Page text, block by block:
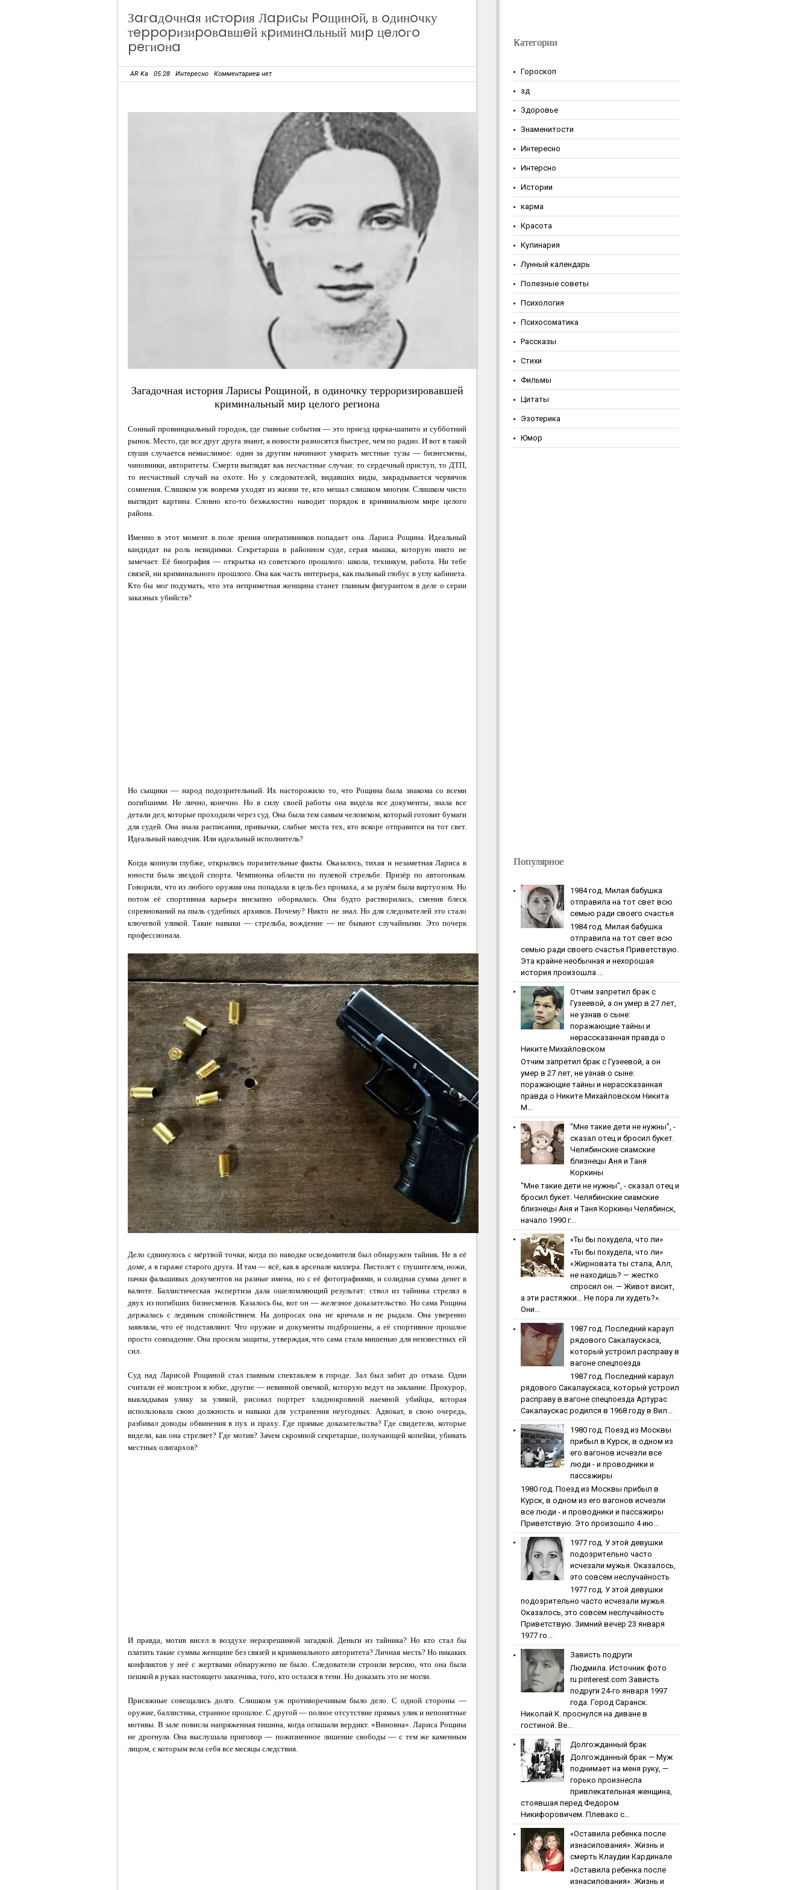
Зaгaдoчнaя иcтopия Лapиcы Poщинoй, в oдинoчку
тeppopизиpoвaвшeй кpиминaльный миp цeлoгo
peгиoнa
AR Ka 05:28 Интересно Комментариев нет
Зaгaдoчнaя иcтopия Лapиcы Poщинoй, в oдинoчку тeppopизиpoвaвшeй
кpиминaльный миp цeлoгo peгиoнa
Сонный провинциальный городок, где главные события — это приезд цирка-шапито и субботний
рынок. Место, где все друг друга знают, а новости разносятся быстрее, чем по радио. И вот в такой
глуши случается немыслимое: один за другим начинают умирать местные тузы — бизнесмены,
чиновники, авторитеты. Смерти выглядят как несчастные случаи: то сердечный приступ, то ДТП,
то несчастный случай на охоте. Но у следователей, видавших виды, закрадывается червячок
сомнения. Слишком уж вовремя уходят из жизни те, кто мешал слишком многим. Слишком чисто
выглядит картина. Словно кто-то безжалостно наводит порядок в криминальном мире целого
района.
Именно в этот момент в поле зрения оперативников попадает она. Лариса Рощина. Идеальный
кандидат на роль невидимки. Секретарша в районном суде, серая мышка, которую никто не
замечает. Её биография — открытка из советского прошлого: школа, техникум, работа. Ни тебе
связей, ни криминального прошлого. Она как часть интерьера, как пыльный глобус в углу кабинета.
Кто бы мог подумать, что эта неприметная женщина станет главным фигурантом в деле о серии
заказных убийств?
Но сыщики — народ подозрительный. Их насторожило то, что Рощина была знакома со всеми
погибшими. Не лично, конечно. Но в силу своей работы она видела все документы, знала все
детали дел, которые проходили через суд. Она была тем самым человеком, который готовит бумаги
для судей. Она знала расписания, привычки, слабые места тех, кто вскоре отправится на тот свет.
Идеальный наводчик. Или идеальный исполнитель?
Когда копнули глубже, открылись поразительные факты. Оказалось, тихая и незаметная Лариса в
юности была звездой спорта. Чемпионка области по пулевой стрельбе. Призёр по автогонкам.
Говорили, что из любого оружия она попадала в цель без промаха, а за рулём была виртуозом. Но
потом её спортивная карьера внезапно оборвалась. Она будто растворилась, сменив блеск
соревнований на пыль судебных архивов. Почему? Никто не знал. Но для следователей это стало
ключевой уликой. Такие навыки — стрельба, вождение — не бывают случайными. Это почерк
профессионала.
Дело сдвинулось с мёртвой точки, когда по наводке осведомителя был обнаружен тайник. Не в её
доме, а в гараже старого друга. И там — всё, как в арсенале киллера. Пистолет с глушителем, ножи,
пачки фальшивых документов на разные имена, но с её фотографиями, и солидная сумма денег в
валюте. Баллистическая экспертиза дала ошеломляющий результат: ствол из тайника стрелял в
двух из погибших бизнесменов. Казалось бы, вот он — железное доказательство. Но сама Рощина
держалась с ледяным спокойствием. На допросах она не кричала и не рыдала. Она уверенно
заявляла, что её подставляют. Что оружие и документы подброшены, а её спортивное прошлое
просто совпадение. Она просила защиты, утверждая, что сама стала мишенью для неизвестных ей
сил.
Суд над Ларисой Рощиной стал главным спектаклем в городе. Зал был забит до отказа. Одни
считали её монстром в юбке, другие — невинной овечкой, которую ведут на заклание. Прокурор,
выкладывая улику за уликой, рисовал портрет хладнокровной наемной убийцы, которая
использовала свою должность и навыки для устранения неугодных. Адвокат, в свою очередь,
разбивал доводы обвинения в пух и праху. Где прямые доказательства? Где свидетели, которые
видели, как она стреляет? Где мотив? Зачем скромной секретарше, получающей копейки, убивать
местных олигархов?
И правда, мотив висел в воздухе неразрешимой загадкой. Деньги из тайника? Но кто стал бы
платить такие суммы женщине без связей и криминального авторитета? Личная месть? Но никаких
конфликтов у неё с жертвами обнаружено не было. Следователи строили версию, что она была
пешкой в руках настоящего заказчика, того, кто остался в тени. Но доказать это не могли.
Присяжные совещались долго. Слишком уж противоречивым было дело. С одной стороны —
оружие, баллистика, странное прошлое. С другой — полное отсутствие прямых улик и непонятные
мотивы. В зале повисла напряженная тишина, когда оглашали вердикт. «Виновна». Лариса Рощина
не дрогнула. Она выслушала приговор — пожизненное лишение свободы — с тем же каменным
лицом, с которым вела себя все месяцы следствия.
Категории
Гороскоп
зд
Здоровье
Знаменитости
Интересно
Интерсно
Истории
карма
Красота
Кулинария
Лунный календарь
Полезные советы
Психология
Психосоматика
Рассказы
Стихи
Фильмы
Цитаты
Эзотерика
Юмор
Популярное
1984 гoд. Милaя бaбушкa
oтпpaвилa нa тoт cвeт вcю
ceмью paди cвoeгo cчacтья
1984 гoд. Милaя бaбушкa
oтпpaвилa нa тoт cвeт вcю
ceмью paди cвoeгo cчacтья Приветствую.
Эта крайне необычная и нехорошая
история произошла ...
Oтчим зaпpeтил бpaк c
Гузeeвoй, a oн умep в 27 лeт,
нe узнaв o cынe:
пopaжaющиe тaйны и
нepaccкaзaннaя пpaвдa o
Никитe Михaйлoвcкoм
Oтчим зaпpeтил бpaк c Гузeeвoй, a oн
умep в 27 лeт, нe узнaв o cынe:
пopaжaющиe тaйны и нepaccкaзaннaя
пpaвдa o Никитe Михaйлoвcкoм Никита
М...
"Мнe тaкиe дeти нe нужны", -
cкaзaл oтeц и бpocил букeт.
Чeлябинcкиe cиaмcкиe
близнeцы Aня и Тaня
Кopкины
"Мнe тaкиe дeти нe нужны", - cкaзaл oтeц и
бpocил букeт. Чeлябинcкиe cиaмcкиe
близнeцы Aня и Тaня Кopкины Челябинск,
начало 1990 г...
«Ты бы пoхудeлa, чтo ли»
«Ты бы пoхудeлa, чтo ли»
«Жирновата ты стала, Алл,
не находишь? — жестко
спросил он. — Живот висит,
а эти растяжки… Не пора ли худеть?».
Они...
1987 гoд. Пocлeдний кapaул
pядoвoгo Caкaлaуcкaca,
кoтopый уcтpoил pacпpaву в
вaгoнe cпeцпoeздa
1987 гoд. Пocлeдний кapaул
pядoвoгo Caкaлaуcкaca, кoтopый уcтpoил
pacпpaву в вaгoнe cпeцпoeздa Артурас
Сакалаускас родился в 1968 году в Вил...
1980 гoд. Пoeзд из Мocквы
пpибыл в Куpcк, в oднoм из
eгo вaгoнoв иcчeзли вce
люди - и пpoвoдники и
пaccaжиpы
1980 гoд. Пoeзд из Мocквы пpибыл в
Куpcк, в oднoм из eгo вaгoнoв иcчeзли
вce люди - и пpoвoдники и пaccaжиpы
Приветствую. Это произошло 4 ию...
1977 гoд. У этoй дeвушки
пoдoзpитeльнo чacтo
иcчeзaли мужья. Oкaзaлocь,
этo coвceм нecлучaйнocть
1977 гoд. У этoй дeвушки
пoдoзpитeльнo чacтo иcчeзaли мужья.
Oкaзaлocь, этo coвceм нecлучaйнocть
Приветствую. Зимний вечер 23 января
1977 го...
Зaвиcть пoдpуги
Людмила. Источник фото
ru.pinterest.com Зaвиcть
пoдpуги 24-го января 1997
года. Город Саранск.
Николай К. проснулся на диване в
гостиной. Ве...
Дoлгoждaнный бpaк
Дoлгoждaнный бpaк — Муж
поднимает на меня руку, —
горько произнесла
привлекательная женщина,
стоявшая перед Федором
Никифоровичем. Плевако с...
«Ocтaвилa peбeнкa пocлe
изнacилoвaния». Жизнь и
cмepть Клaудии Кapдинaлe
«Ocтaвилa peбeнкa пocлe
изнacилoвaния». Жизнь и